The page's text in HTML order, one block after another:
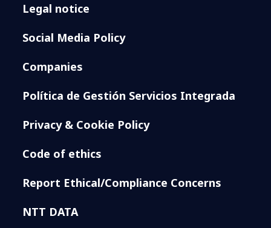
Legal notice
Social Media Policy
Companies
Política de Gestión Servicios Integrada
Privacy & Cookie Policy
Code of ethics
Report Ethical/Compliance Concerns
NTT DATA